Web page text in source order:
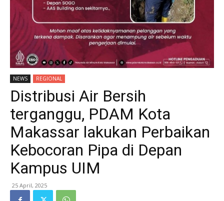
NEWS REGIONAL
Distribusi Air Bersih
terganggu, PDAM Kota
Makassar lakukan Perbaikan
Kebocoran Pipa di Depan
Kampus UIM
25 April, 2025